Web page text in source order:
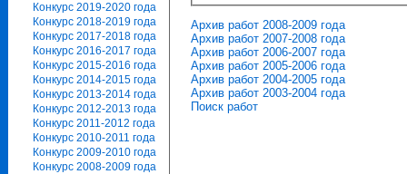
Конкурс 2019-2020 года
Конкурс 2018-2019 года
Конкурс 2017-2018 года
Конкурс 2016-2017 года
Конкурс 2015-2016 года
Конкурс 2014-2015 года
Конкурс 2013-2014 года
Конкурс 2012-2013 года
Конкурс 2011-2012 года
Конкурс 2010-2011 года
Конкурс 2009-2010 года
Конкурс 2008-2009 года
Архив работ 2008-2009 года
Архив работ 2007-2008 года
Архив работ 2006-2007 года
Архив работ 2005-2006 года
Архив работ 2004-2005 года
Архив работ 2003-2004 года
Поиск работ